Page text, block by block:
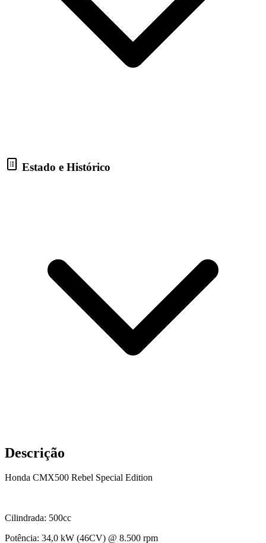
Estado e Histórico
Descrição
Honda CMX500 Rebel Special Edition
Cilindrada: 500cc
Potência: 34,0 kW (46CV) @ 8.500 rpm